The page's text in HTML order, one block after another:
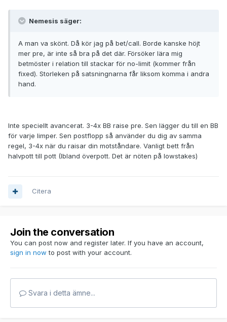
Nemesis säger:
A man va skönt. Då kör jag på bet/call. Borde kanske höjt
mer pre, är inte så bra på det där. Försöker lära mig
betmöster i relation till stackar för no-limit (kommer från
fixed). Storleken på satsningnarna får liksom komma i andra
hand.
Inte speciellt avancerat. 3-4x BB raise pre. Sen lägger du till en BB
för varje limper. Sen postflopp så använder du dig av samma
regel, 3-4x när du raisar din motståndare. Vanligt bett från
halvpott till pott (Ibland överpott. Det är nöten på lowstakes)
Citera
Join the conversation
You can post now and register later. If you have an account,
sign in now to post with your account.
Svara i detta ämne...